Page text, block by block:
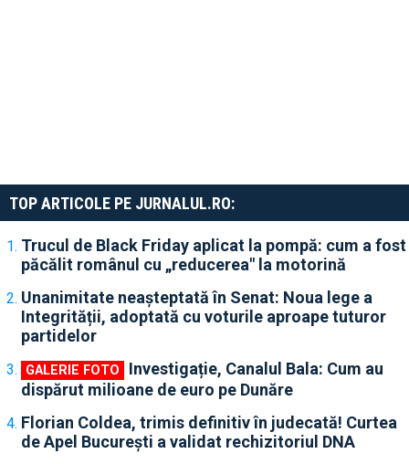
TOP ARTICOLE PE JURNALUL.RO:
Trucul de Black Friday aplicat la pompă: cum a fost
păcălit românul cu „reducerea" la motorină
Unanimitate neașteptată în Senat: Noua lege a
Integrității, adoptată cu voturile aproape tuturor
partidelor
Investigație, Canalul Bala: Cum au
dispărut milioane de euro pe Dunăre
Florian Coldea, trimis definitiv în judecată! Curtea
de Apel București a validat rechizitoriul DNA